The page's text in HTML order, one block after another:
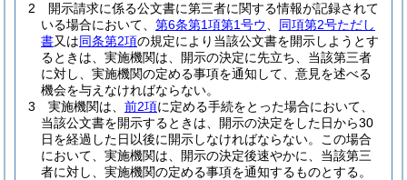
2
開示請求に係る公文書に第三者に関する情報が記録されて
いる場合において、 第6条第1項第1号ウ
同項第2号ただし
書又は同条第2項の規定により当該公文書を開示しようとす
るときは、実施機関は、開示の決定に先立ち、当該第三者
に対し、実施機関の定める事項を通知して、意見を述べる
機会を与えなければならない。
3
実施機関は、 前2項に定める手続をとった場合において、
当該公文書を開示するときは、開示の決定をした日から30
日を経過した日以後に開示しなければならない。
この場合
において、実施機関は、開示の決定後速やかに、当該第三
者に対し、実施機関の定める事項を通知するものとする。